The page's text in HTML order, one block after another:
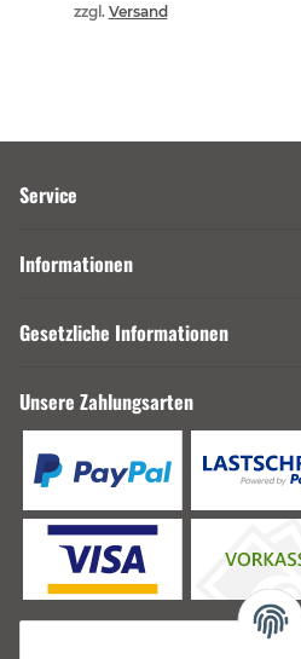
zzgl. Versand
Service
Informationen
Gesetzliche Informationen
Unsere Zahlungsarten